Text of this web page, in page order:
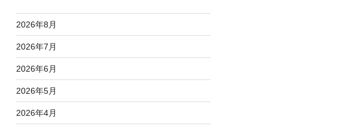
2026年8月
2026年7月
2026年6月
2026年5月
2026年4月